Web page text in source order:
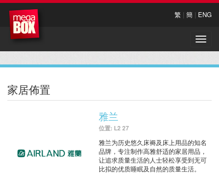
繁 | 簡 | ENG
Toggle
家居佈置
雅兰
位置: L2 27
雅兰为历史悠久床褥及床上用品的知名
品牌，专注制作高雅舒适的家居用品，
让追求质量生活的人士轻松享受到无可
比拟的优质睡眠及自然的质量生活。